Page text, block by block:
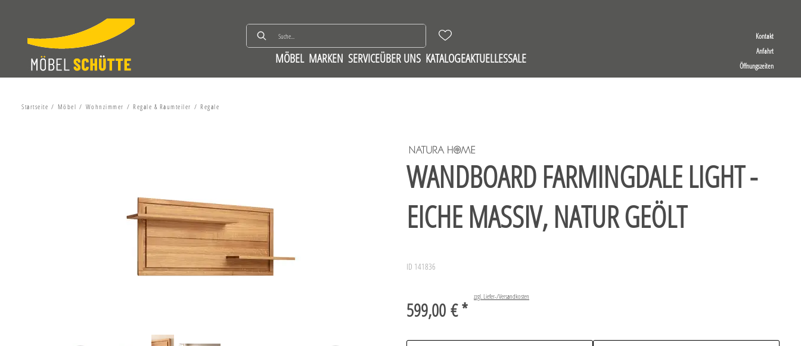
Kontakt
Anfahrt
Öffnungszeiten
MÖBEL MARKEN SERVICEÜBER UNS KATALOGEAKTUELLESSALE
Startseite Möbel Wohnzimmer Regale & Raumteiler Regale
WANDBOARD FARMINGDALE LIGHT -
EICHE MASSIV, NATUR GEÖLT
ID 141836
599,00 € *
zzgl. Liefer-/Versandkosten